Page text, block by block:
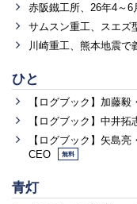
赤阪鐵工所、26年4～
サムスン重工、スエズ
川崎重工、熊本地震で
ひと
【ログブック】加藤
【ログブック】中井
【ログブック】矢島
CEO
無料
青灯